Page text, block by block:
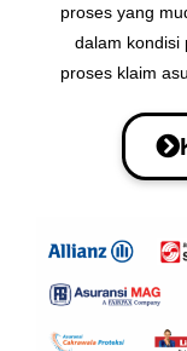
proses yang
dalam kondisi
proses klaim